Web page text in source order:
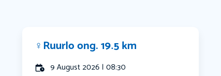
‍♀️Ruurlo ong. 19.5 km
9 August 2026 | 08:30